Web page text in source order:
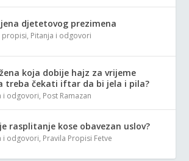
djetetovog prezimena
propisi, Pitanja i odgovori
koja dobije hajz za vrijeme
treba čekati iftar da bi jela i pila?
i odgovori, Post Ramazan
rasplitanje kose obavezan uslov?
i odgovori, Pravila Propisi Fetve